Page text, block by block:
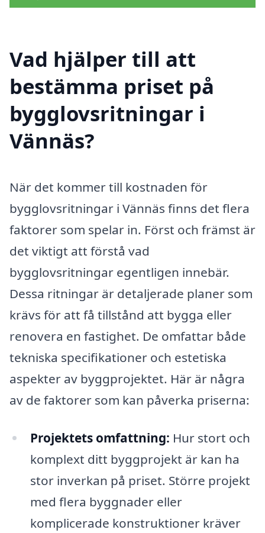
Vad hjälper till att
bestämma priset på
bygglovsritningar i
Vännäs?
När det kommer till kostnaden för
bygglovsritningar i Vännäs finns det flera
faktorer som spelar in. Först och främst är
det viktigt att förstå vad
bygglovsritningar egentligen innebär.
Dessa ritningar är detaljerade planer som
krävs för att få tillstånd att bygga eller
renovera en fastighet. De omfattar både
tekniska specifikationer och estetiska
aspekter av byggprojektet. Här är några
av de faktorer som kan påverka priserna:
Projektets omfattning: Hur stort och
komplext ditt byggprojekt är kan ha
stor inverkan på priset. Större projekt
med flera byggnader eller
komplicerade konstruktioner kräver